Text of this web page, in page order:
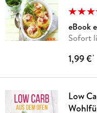
eBook
Sofort
1,99 €*
Low